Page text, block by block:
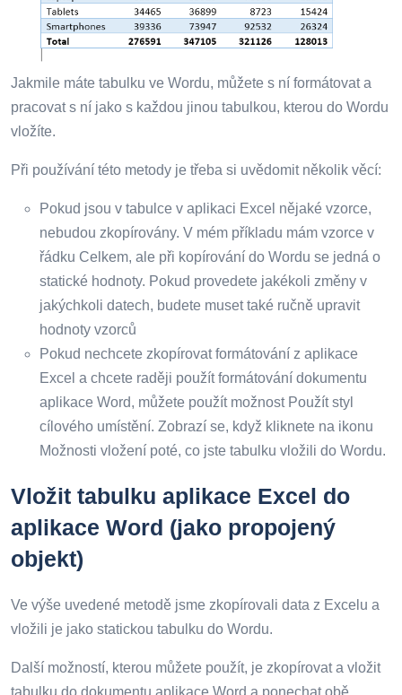
Jakmile máte tabulku ve Wordu, můžete s ní formátovat a
pracovat s ní jako s každou jinou tabulkou, kterou do Wordu
vložíte.
Při používání této metody je třeba si uvědomit několik věcí:
Pokud jsou v tabulce v aplikaci Excel nějaké vzorce,
nebudou zkopírovány. V mém příkladu mám vzorce v
řádku Celkem, ale při kopírování do Wordu se jedná o
statické hodnoty. Pokud provedete jakékoli změny v
jakýchkoli datech, budete muset také ručně upravit
hodnoty vzorců
Pokud nechcete zkopírovat formátování z aplikace
Excel a chcete raději použít formátování dokumentu
aplikace Word, můžete použít možnost Použít styl
cílového umístění. Zobrazí se, když kliknete na ikonu
Možnosti vložení poté, co jste tabulku vložili do Wordu.
Vložit tabulku aplikace Excel do
aplikace Word (jako propojený
objekt)
Ve výše uvedené metodě jsme zkopírovali data z Excelu a
vložili je jako statickou tabulku do Wordu.
Další možností, kterou můžete použít, je zkopírovat a vložit
tabulku do dokumentu aplikace Word a ponechat obě